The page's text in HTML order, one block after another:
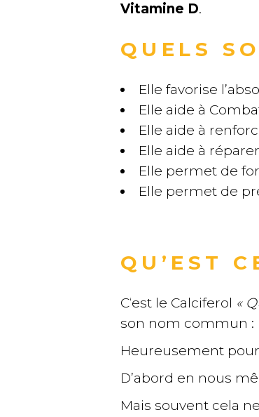
Vitamine D.
QUELS
Elle favorise
Elle aide à
Elle aide à
Elle aide à réparer
Elle permet de
Elle permet de
QU’EST
C‘est le Calciferol «
son nom commun :
Heureusement
D’abord en nous
Mais souvent cela